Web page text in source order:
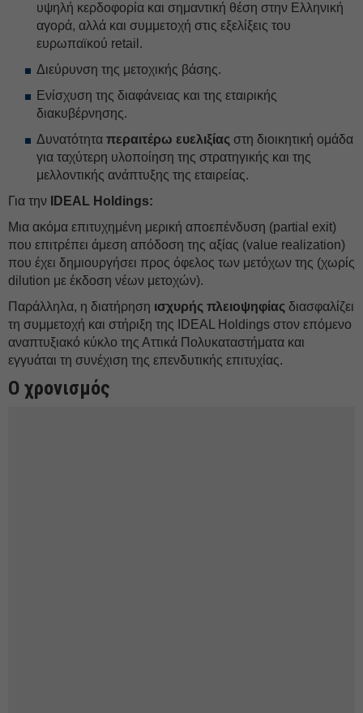
υψηλή κερδοφορία και σημαντική θέση στην Ελληνική
αγορά, αλλά και συμμετοχή στις εξελίξεις του
ευρωπαϊκού retail.
Διεύρυνση της μετοχικής βάσης.
Ενίσχυση της διαφάνειας και της εταιρικής
διακυβέρνησης.
Δυνατότητα περαιτέρω ευελιξίας στη διοικητική ομάδα
για ταχύτερη υλοποίηση της στρατηγικής και της
μελλοντικής ανάπτυξης της εταιρείας.
Για την
IDEAL Holdings:
Μια ακόμα επιτυχημένη μερική αποεπένδυση (partial exit)
που επιτρέπει άμεση απόδοση της αξίας (value realization)
που έχει δημιουργήσει προς όφελος των μετόχων της (χωρίς
dilution με έκδοση νέων μετοχών).
Παράλληλα, η διατήρηση ισχυρής πλειοψηφίας διασφαλίζει
τη συμμετοχή και στήριξη της IDEAL Holdings στον επόμενο
αναπτυξιακό κύκλο της Αττικά Πολυκαταστήματα και
εγγυάται τη συνέχιση της επενδυτικής επιτυχίας.
Ο χρονισμός